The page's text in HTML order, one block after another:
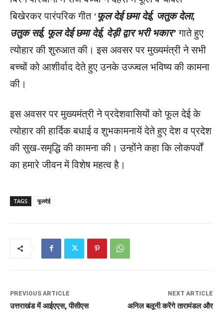
बिखेरकर पारंपरिक गीत ‘फूल देई छमा देई, जतुक देला,
उतुक सई, फूल देई छमा देई, देड़ी द्वार भरी भकार’ गाते हुए
त्योहार की शुरुआत की। इस अवसर पर मुख्यमंत्री ने सभी
बच्चों को आशीर्वाद देते हुए उनके उज्ज्वल भविष्य की कामना
की।
इस अवसर पर मुख्यमंत्री ने प्रदेशवासियों को फूल देई के
त्योहार की हार्दिक बधाई व शुभकामनायें देते हुए देश व प्रदेश
की सुख-समृद्धि की कामना की। उन्होंने कहा कि लोकपर्वों
का हमारे जीवन में विशेष महत्व है।
TAGS फूलदेई
PREVIOUS ARTICLE
उत्तराखंड में आईएएस, पीसीएस
NEXT ARTICLE
अनिल बलूनी करेंगे तारामंडल और